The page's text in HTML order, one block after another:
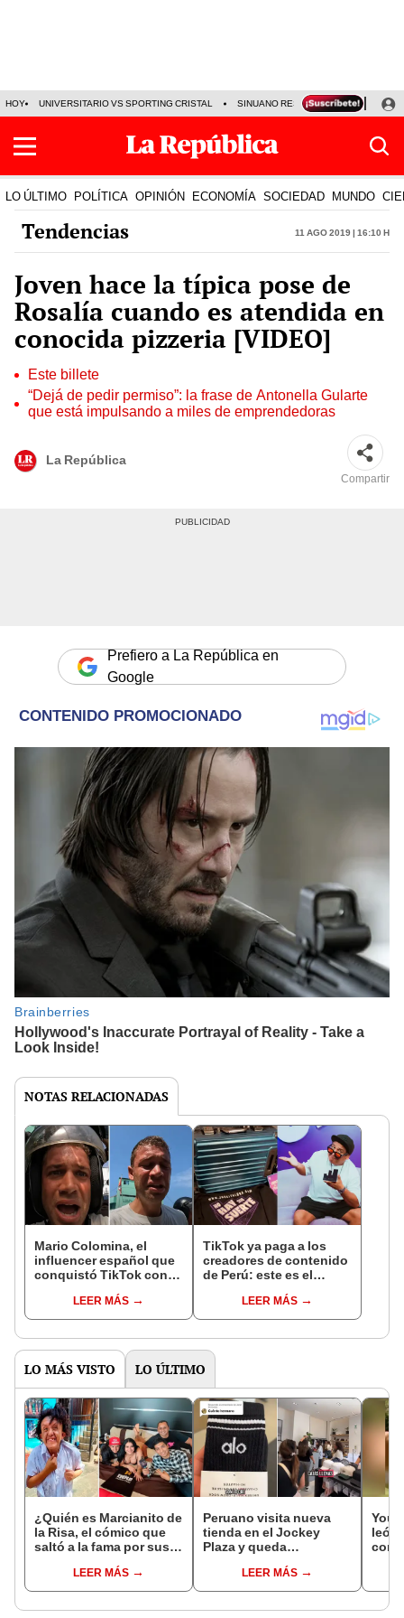
HOY UNIVERSITARIO VS SPORTING CRISTAL SINUANO RESULTADOS HOY
LO ÚLTIMO POLÍTICA OPINIÓN ECONOMÍA SOCIEDAD MUNDO
Tendencias 11 Ago 2019 | 16:10 h
Joven hace la típica pose de
Rosalía cuando es atendida en
conocida pizzeria [VIDEO]
Este billete
“Dejá de pedir permiso”: la frase de Antonella Gularte
que está impulsando a miles de emprendedoras
La República
Compartir
Prefiero a La República en
Google
NOTAS RELACIONADAS
Mario Colomina, el
influencer español que
conquistó TikTok con
"Mi amor nació por la
gastronomía"
LEER MÁS
TikTok ya paga a los
creadores de contenido
de Perú: este es el
llegar a cobrar por 1.000
vistas
LEER MÁS
LO MÁS VISTO LO ÚLTIMO
¿Quién es Marcianito de
la Risa, el cómico que
saltó a la fama por sus
LEER MÁS
Peruano visita nueva
tienda en el Jockey
Plaza y queda
el costo de un par de
medias: “S/200”
LEER MÁS
león